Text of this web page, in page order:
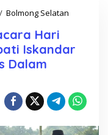
/ Bolmong Selatan
k
a
l
s
Hari
Iskandar
Dalam